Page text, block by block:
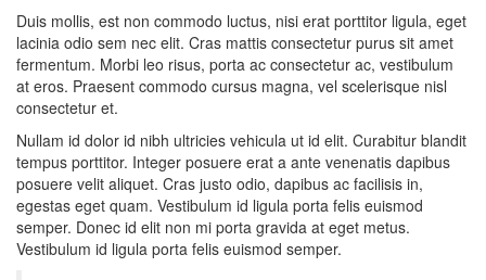
Duis mollis, est non commodo luctus, nisi erat porttitor ligula, eget
lacinia odio sem nec elit. Cras mattis consectetur purus sit amet
fermentum. Morbi leo risus, porta ac consectetur ac, vestibulum
at eros. Praesent commodo cursus magna, vel scelerisque nisl
consectetur et.
Nullam id dolor id nibh ultricies vehicula ut id elit. Curabitur blandit
tempus porttitor. Integer posuere erat a ante venenatis dapibus
posuere velit aliquet. Cras justo odio, dapibus ac facilisis in,
egestas eget quam. Vestibulum id ligula porta felis euismod
semper. Donec id elit non mi porta gravida at eget metus.
Vestibulum id ligula porta felis euismod semper.